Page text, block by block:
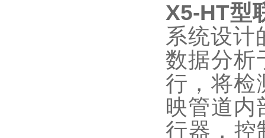
X5-HT型
系统设计
数据分析
行，将检
映管道内
行器，控